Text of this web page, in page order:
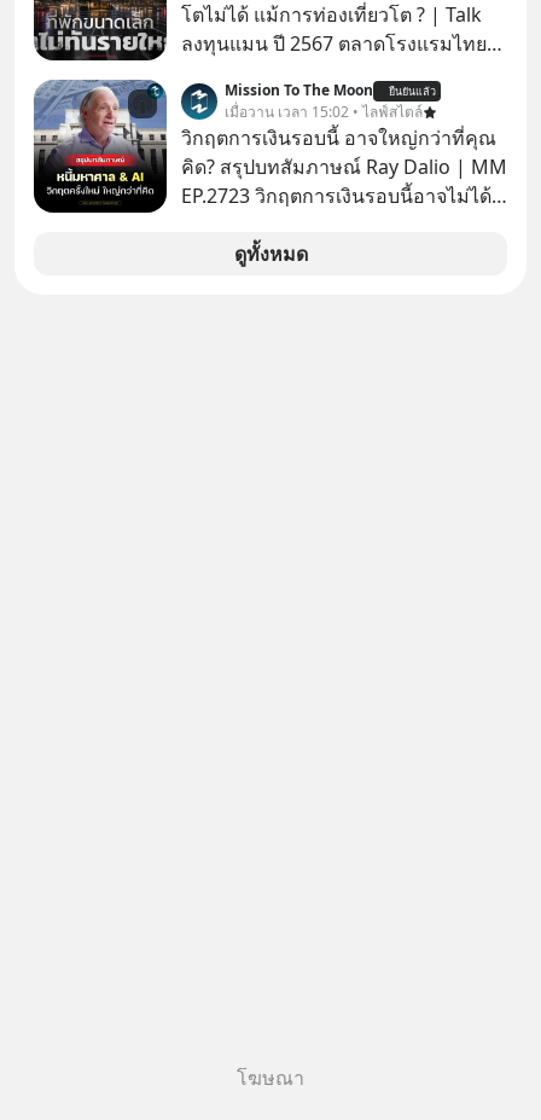
โตไม่ได้ แม้การท่องเที่ยวโต ? | Talk
ลงทุนแมน ปี 2567 ตลาดโรงแรมไทย
หรือไม่ว่า รายได้กว่า 85% กระจุกอยู่กับ
ผู้ประกอบการรายใหญ่ และมีอัตราการ
เติบโตได้ถึง 16% ขณะที่ผู้ประกอบการ
โฮสเทลและที่พักขนาดเล็ก ซึ่งมีสัดส่วน
เพียง 1.3% เท่านั้น เกิดอะไรขึ้นกับที่พัก
รายเล็ก ? อะไรคือข้อจำกัดที่ทำให้โต
Mission To The Moon ยืนยันแล้ว
เมื่อวาน เวลา 15:02 • ไลฟ์สไตล์
วิกฤตการเงินรอบนี้ อาจใหญ่กว่าที่คุณ
คิด? สรุปบทสัมภาษณ์ Ray Dalio | MM
EP.2723 วิกฤตการเงินรอบนี้อาจไม่ได้
Dalio ชายผู้เคยทำนายวิกฤตเศรษฐกิจ
ดูทั้งหมด
โฆษณา